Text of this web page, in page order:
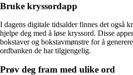
Bruke kryssordapp
I dagens digitale tidsalder finnes det også
hjelpe deg med å løse kryssord. Disse
bokstaver og bokstavmønstre for å
ordbanken de har tilgjengelig.
Prøv deg fram med ulike ord